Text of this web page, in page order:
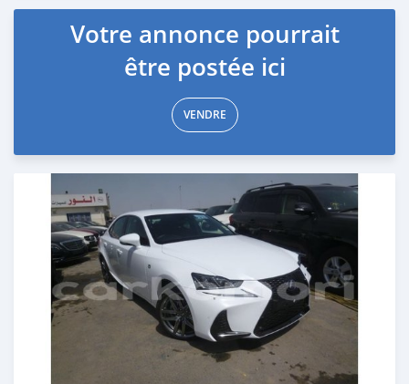
Publié il y a environ 7 ans
Votre annonce pourrait
être postée ici
VENDRE